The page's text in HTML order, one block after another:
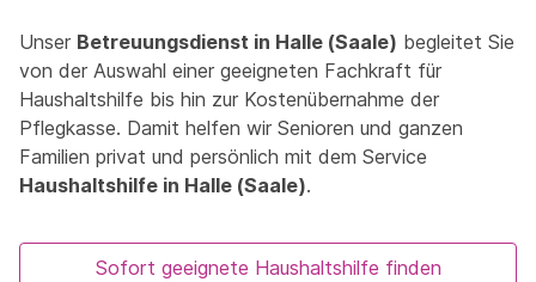
Unser Betreuungsdienst in Halle (Saale) begleitet Sie
von der Auswahl einer geeigneten Fachkraft für
Haushaltshilfe bis hin zur Kostenübernahme der
Pflegkasse. Damit helfen wir Senioren und ganzen
Familien privat und persönlich mit dem Service
Haushaltshilfe in Halle (Saale).
Sofort geeignete Haushaltshilfe finden